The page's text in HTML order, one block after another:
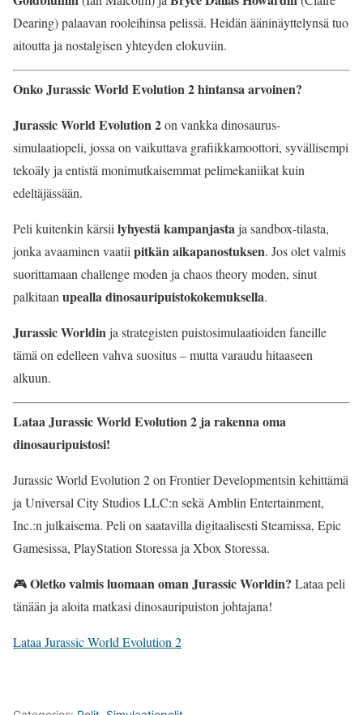
Dearing) palaavan rooleihinsa pelissä. Heidän ääninäyttelynsä tuo
aitoutta ja nostalgisen yhteyden elokuviin.
Onko Jurassic World Evolution 2 hintansa arvoinen?
Jurassic World Evolution 2on vankka dinosaurus-
simulaatiopeli, jossa on vaikuttava grafiikkamoottori, syvällisempi
tekoäly ja entistä monimutkaisemmat pelimekaniikat kuin
edeltäjässään.
Peli kuitenkin kärsii lyhyestä kampanjastaja sandbox-tilasta,
jonka avaaminen vaatii pitkän aikapanostuksen. Jos olet valmis
suorittamaan challenge moden ja chaos theory moden, sinut
palkitaan upealla dinosauripuistokokemuksella.
Jurassic Worldinja strategisten puistosimulaatioiden faneille
tämä on edelleen vahva suositus – mutta varaudu hitaaseen
alkuun.
Lataa Jurassic World Evolution 2 ja rakenna oma
dinosauripuistosi!
Jurassic World Evolution 2 on Frontier Developmentsin kehittämä
ja Universal City Studios LLC:n sekä Amblin Entertainment,
Inc.:n julkaisema. Peli on saatavilla digitaalisesti Steamissa, Epic
Gamesissa, PlayStation Storessa ja Xbox Storessa.
🎮Oletko valmis luomaan oman Jurassic Worldin? Lataa peli
tänään ja aloita matkasi dinosauripuiston johtajana!
Lataa Jurassic World Evolution 2